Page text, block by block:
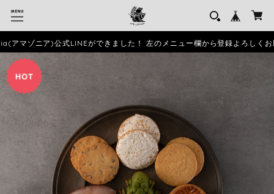
ゾニア)公式LINEができました！ 左のメニュー欄から登録よろしくお願